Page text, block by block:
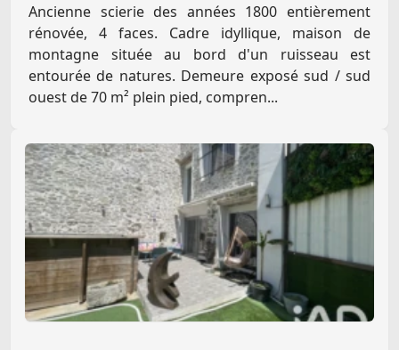
Ancienne scierie des années 1800 entièrement
rénovée, 4 faces. Cadre idyllique, maison de
montagne située au bord d'un ruisseau est
entourée de natures. Demeure exposé sud / sud
ouest de 70 m² plein pied, compren...